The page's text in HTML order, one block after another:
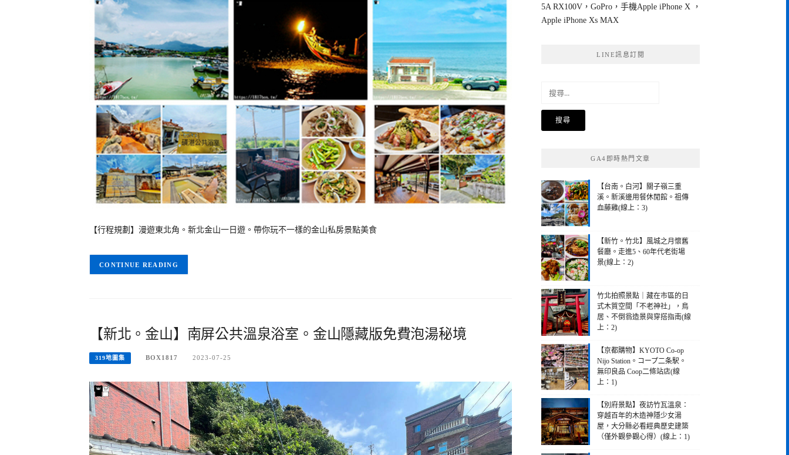
【行程規劃】漫遊東北角。新北金山一日遊。帶你玩不一樣的金山私房景點美食
CONTINUE READING
【新北。金山】南屏公共溫泉浴室。金山隱藏版免費泡湯秘境
319地圖集 BOX1817 2023-07-25
5A RX100V，GoPro，手機Apple iPhone X ，
Apple iPhone Xs MAX
LINE訊息訂閱
鍵
GA4即時熱門文章
【台南。白河】關子嶺三重
溪。新溪邊用餐休閒館。祖傳
血藤雞(線上：3)
【新竹。竹北】風城之月懷舊
餐廳。走進5、60年代老街場
景(線上：2)
竹北拍照景點｜藏在市區的日
式木質空間「不老神社」，鳥
居、不倒翁造景與穿搭指南(線
上：2)
【京都購物】KYOTO Co-op
Nijo Station。コープ二条駅。
無印良品 Coop二條站店(線
上：1)
【別府景點】夜訪竹瓦溫泉：
穿越百年的木造神隱少女湯
屋，大分縣必看經典歷史建築
（僅外觀參觀心得）(線上：1)